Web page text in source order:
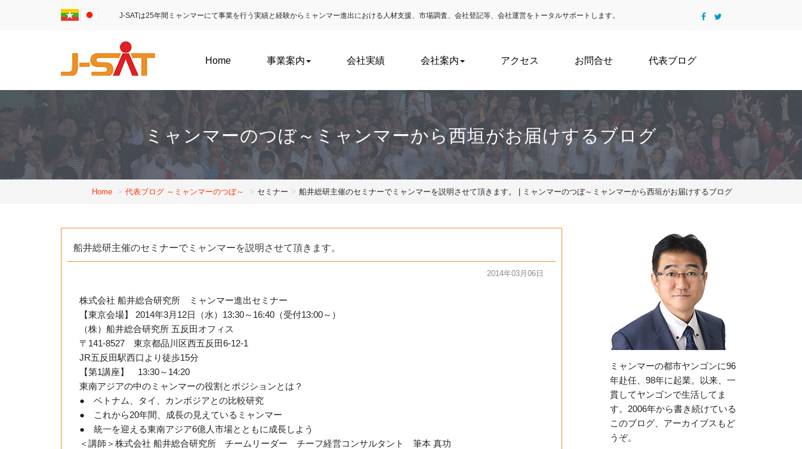
J-SATは25年間ミャンマーにて事業を行う実績と経験からミャンマー進出における 人材支援、市場調査、会社登記等、会社運営をトータルサポートします。
Home 事業案内 会社実績 会社案内 アクセス お問合せ 代表ブログ
ミャンマーのつぼ～ミャンマーから西垣がお届けするブログ
Home 代表ブログ ～ミャンマーのつぼ～ セミナー 船井総研主催のセミナーでミャンマーを説明させて頂きます。 | ミャンマーのつぼ～ミャンマーから西垣がお届けするブログ
船井総研主催のセミナーでミャンマーを説明させて頂きます。
2014年03月06日
株式会社 船井総合研究所 ミャンマー進出セミナー
【東京会場】 2014年3月12日（水）13:30～16:40（受付13:00～）
（株）船井総合研究所 五反田オフィス
〒141-8527 東京都品川区西五反田6-12-1
JR五反田駅西口より徒歩15分
【第1講座】 13:30～14:20
東南アジアの中のミャンマーの役割とポジションとは？
● ベトナム、タイ、カンボジアとの比較研究
● これから20年間、成長の見えているミャンマー
● 統一を迎える東南アジア6億人市場とともに成長しよう
＜講師＞株式会社 船井総合研究所 チームリーダー チーフ経営コンサルタント 筆本 真功
ミャンマーの都市ヤンゴンに96
年赴任、98年に起業。以来、一
貫してヤンゴンで生活してま
す。2006年から書き続けている
このブログ、アーカイブスもど
うぞ。